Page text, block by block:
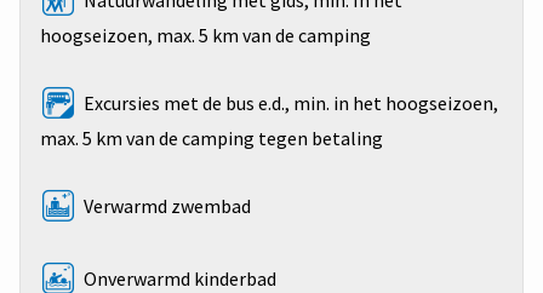
hoogseizoen, max. 5 km van de camping
Excursies met de bus e.d., min. in het hoogseizoen,
max. 5 km van de camping tegen betaling
Verwarmd zwembad
Onverwarmd kinderbad